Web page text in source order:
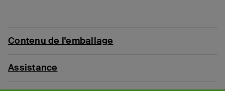
Contenu de l'emballage
Assistance